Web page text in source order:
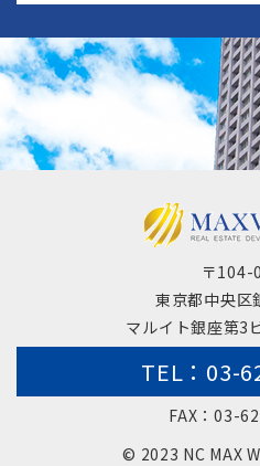
〒104-
東京都中央
マルイト銀座第3
TEL：03-
FAX：03-
© 2023 NC MAX